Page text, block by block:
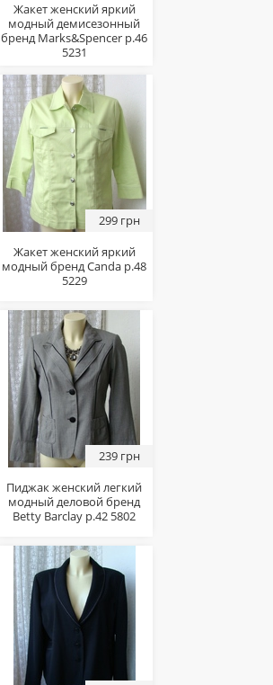
Жакет женский яркий
модный демисезонный
бренд Marks&Spencer р.46
5231
299 грн
Жакет женский яркий
модный бренд Canda р.48
5229
239 грн
Пиджак женский легкий
модный деловой бренд
Betty Barclay р.42 5802